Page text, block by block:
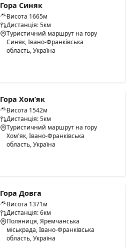
Гора Синяк
Висота 1665м
Дистанція: 5км
Туристичний маршрут на гору
Синяк, Івано-Франківська
область, Україна
Гора Хом’як
Висота 1542м
Дистанція: 5км
Туристичний маршрут на гору
Хом'як, Івано-Франківська
область, Україна
Гора Довга
Висота 1371м
Дистанція: 6км
Поляниця, Яремчанська
міськрада, Івано-Франківська
область, Україна